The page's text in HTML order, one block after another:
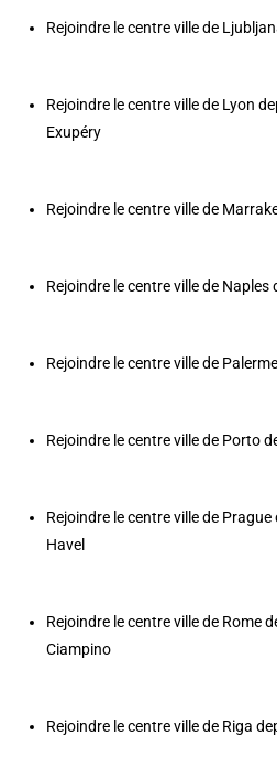
Rejoindre le centre ville de
Rejoindre le centre ville de Lyon
Exupéry
Rejoindre le centre ville de
Rejoindre le centre ville de Naples
Rejoindre le centre ville de
Rejoindre le centre ville de Porto
Rejoindre le centre ville de
Havel
Rejoindre le centre ville de Rome
Ciampino
Rejoindre le centre ville de Riga